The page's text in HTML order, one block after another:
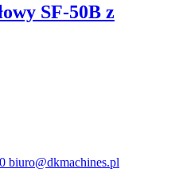
SF-50B z
biuro@dkmachines.pl